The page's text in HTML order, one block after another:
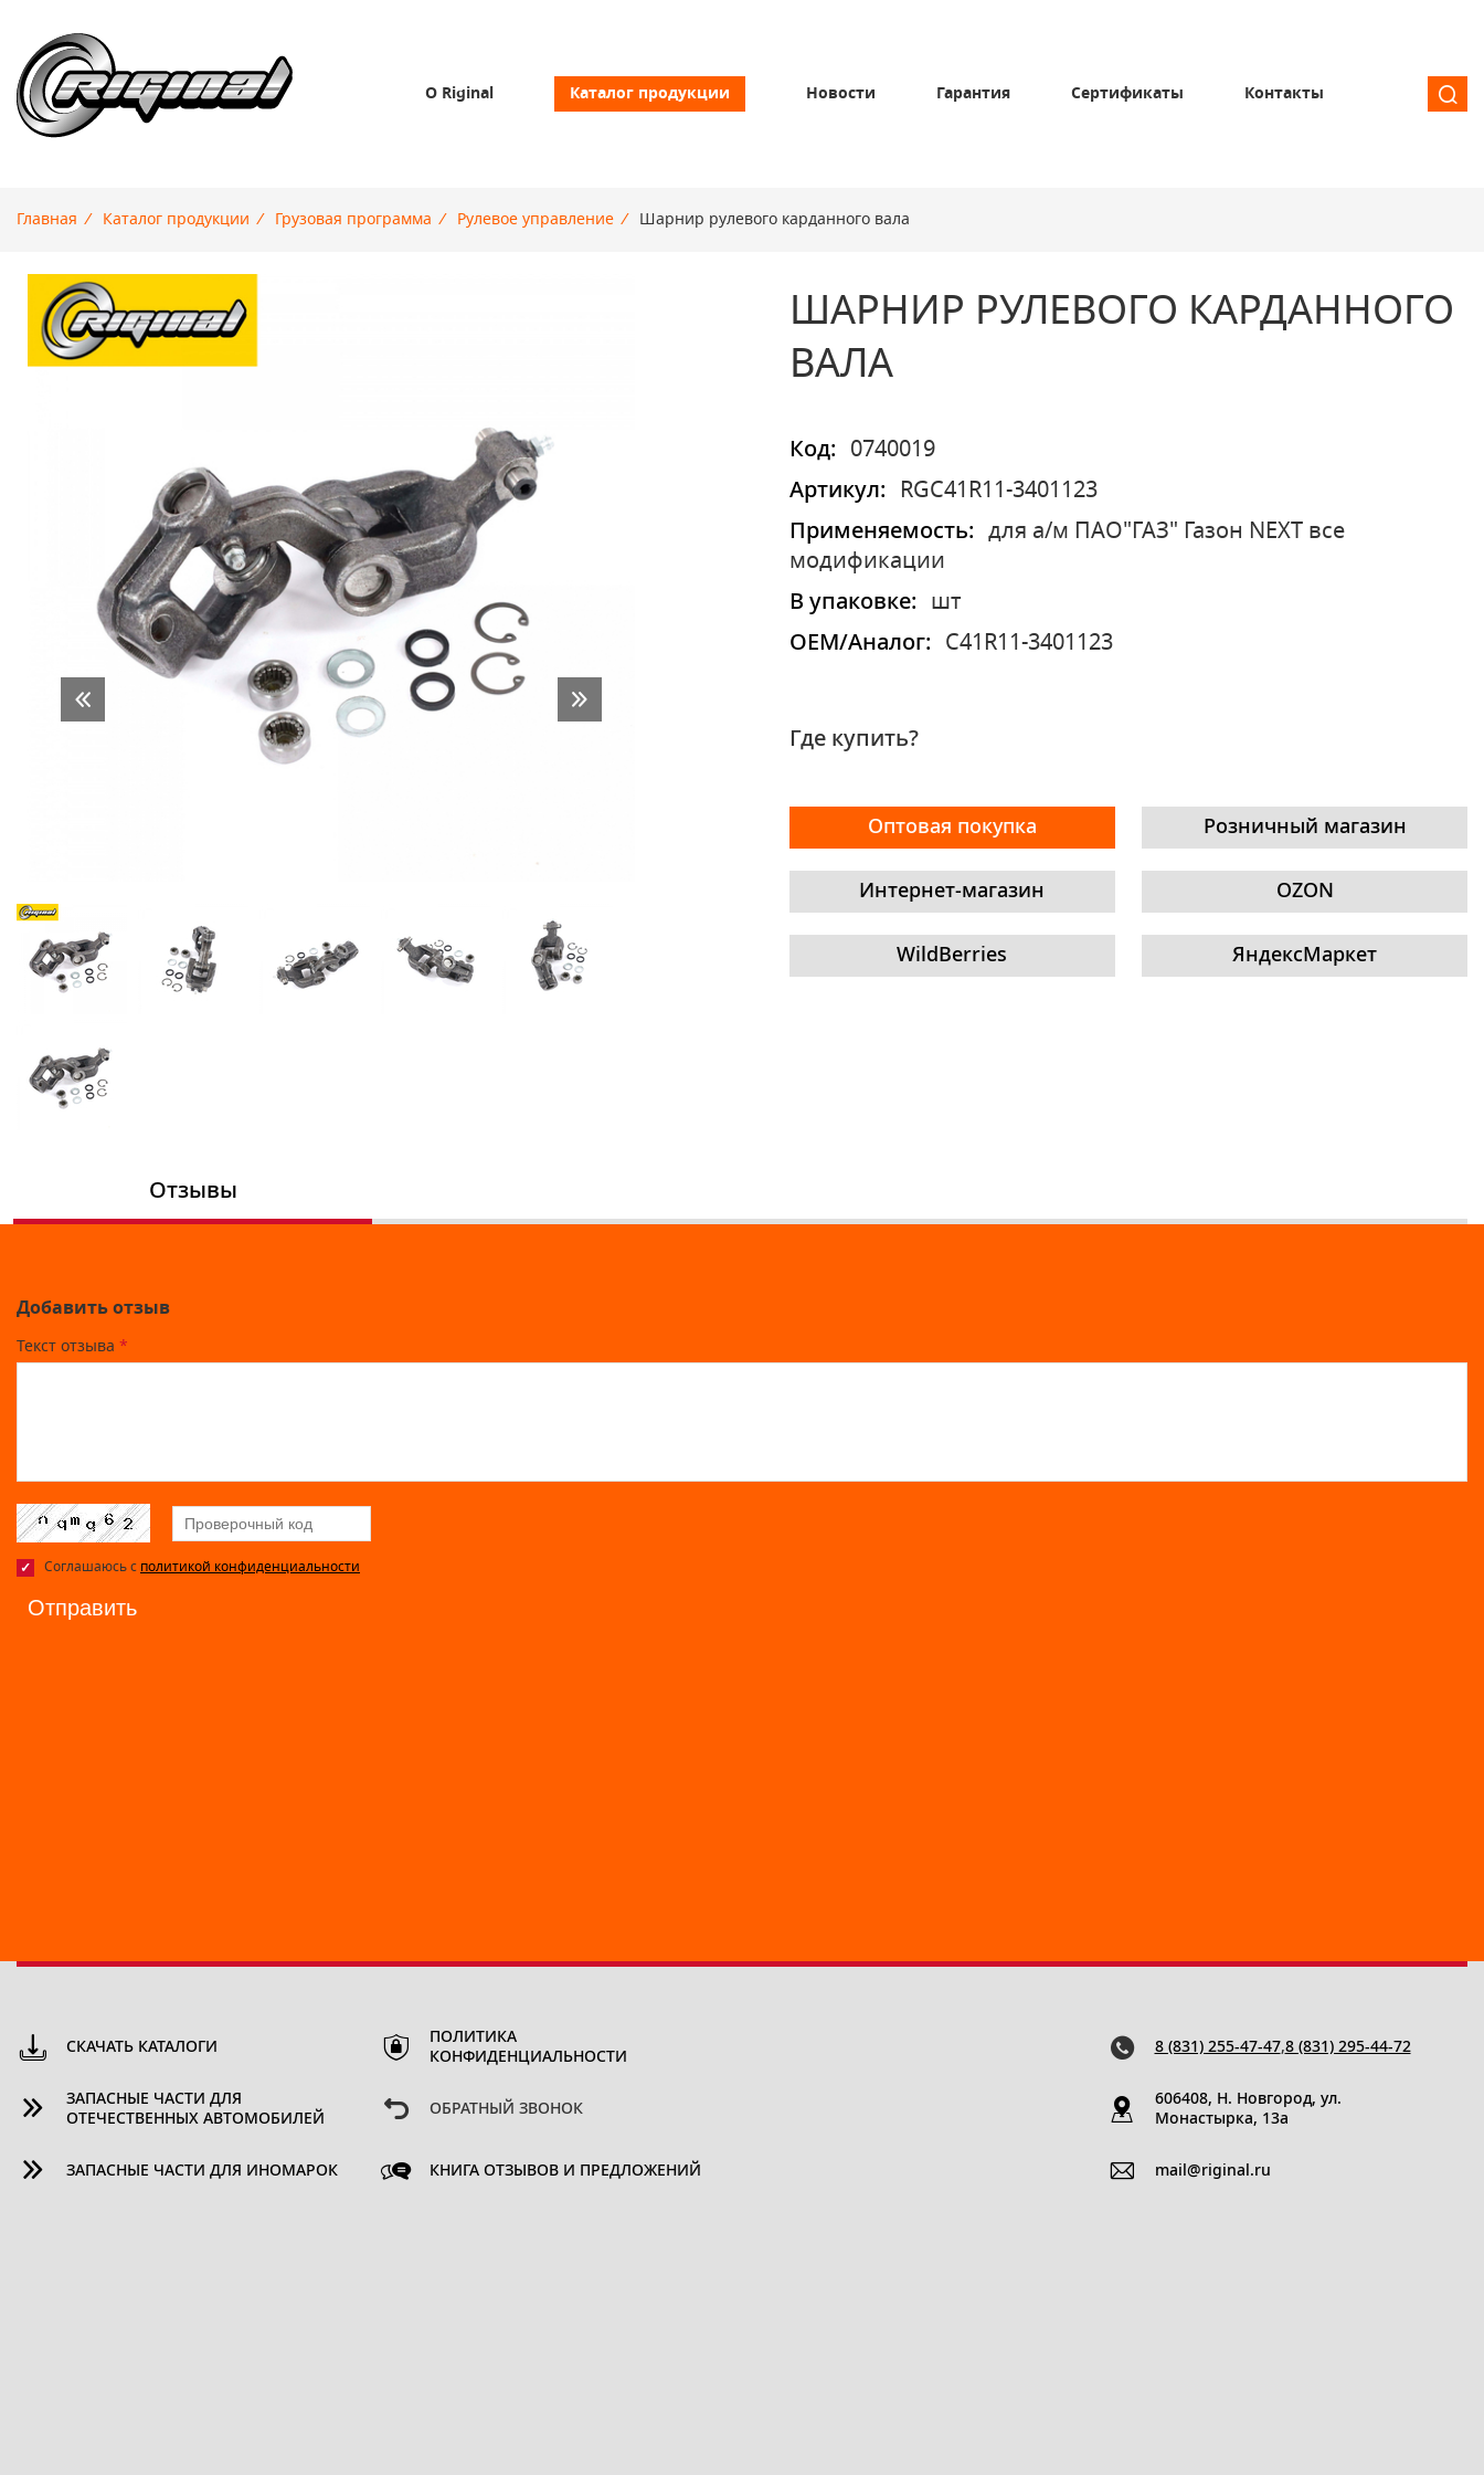
О Riginal Каталог продукции Новости Гарантия Сертификаты Контакты
Главная / Каталог продукции / Грузовая программа / Рулевое управление / Шарнир рулевого карданного вала
ШАРНИР РУЛЕВОГО КАРДАННОГО
ВАЛА
Код:
0740019
Артикул:
RGC41R11-3401123
Применяемость:
для а/м ПАО"ГАЗ" Газон NEXT все
модификации
В упаковке:
шт
OEM/Аналог:
C41R11-3401123
Где купить?
Оптовая покупка Розничный магазин
Интернет-магазин OZON
WildBerries ЯндексМаркет
Отзывы
Добавить отзыв
Текст отзыва *
Соглашаюсь с политикой конфиденциальности
Отправить
СКАЧАТЬ КАТАЛОГИ
ЗАПАСНЫЕ ЧАСТИ ДЛЯ
ОТЕЧЕСТВЕННЫХ АВТОМОБИЛЕЙ
ЗАПАСНЫЕ ЧАСТИ ДЛЯ ИНОМАРОК
ПОЛИТИКА
КОНФИДЕНЦИАЛЬНОСТИ
ОБРАТНЫЙ ЗВОНОК
КНИГА ОТЗЫВОВ И ПРЕДЛОЖЕНИЙ
8 (831) 255-47-47,8 (831) 295-44-72
606408, Н. Новгород, ул.
Монастырка, 13a
mail@riginal.ru